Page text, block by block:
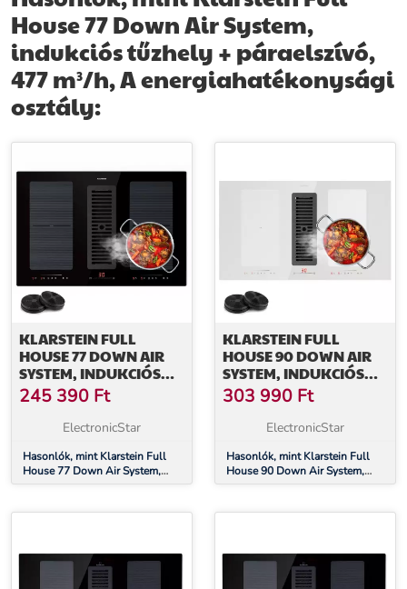
hogy a Klarstein Full House 77 Down Air System beszerelését
szakképzett személyzet végezze a kezelési útmutatónak
megfelelően.
További információk>>
House 77 Down Air System,
indukciós tűzhely + páraelszívó,
477 m³/h, A energiahatékonysági
osztály:
KLARSTEIN FULL
HOUSE 77 DOWN AIR
SYSTEM, INDUKCIÓS
TŰZHELY +
PÁRAELSZÍVÓ, 477
M³/H, A
OSZTÁLY
245 390 Ft
ElectronicStar
Hasonlók, mint Klarstein Full
House 77 Down Air System,
indukciós tűzhely + páraelszívó,
energiahatékonysági osztály
KLARSTEIN FULL
HOUSE 90 DOWN AIR
SYSTEM, INDUKCIÓS
TŰZHELY +
PÁRAELSZÍVÓ, 477
M³/H, A
OSZTÁLY
303 990 Ft
ElectronicStar
Hasonlók, mint Klarstein Full
House 90 Down Air System,
indukciós tűzhely + páraelszívó,
energiahatékonysági osztály